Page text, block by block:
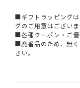
■ギフトラッピングは
グのご用意はござい
■各種クーポン・ご優
■廃番品のため、無
さい。